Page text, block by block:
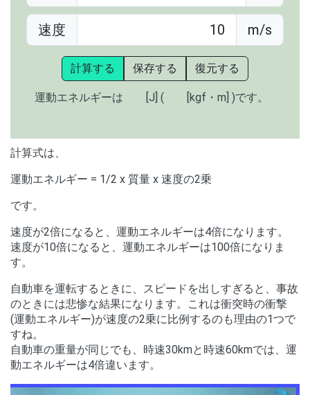
速度 m/s
計算する 保存する 復元する
運動エネルギーは [J] ( [kgf・m] )です。
計算式は、
運動エネルギー = 1/2 x 質量 x 速度の2乗
です。
速度が2倍になると、運動エネルギーは4倍になります。
速度が10倍になると、運動エネルギーは100倍になりま
す。
自動車を運転するときに、スピードを出しすぎると、事故
のときには悲惨な結果になります。これは衝突時の衝撃
(運動エネルギー)が速度の2乗に比例するのも理由の1つで
すね。
自動車の重量が同じでも、時速30kmと時速60kmでは、運
動エネルギーは4倍違います。